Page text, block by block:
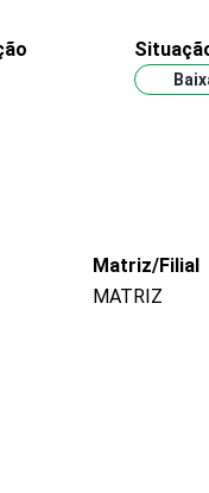
Matriz/Filial
MATRIZ